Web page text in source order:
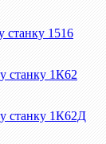
станку 1516
станку 1К62
станку 1К62Д